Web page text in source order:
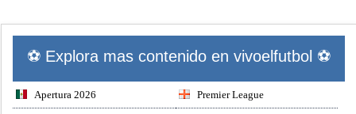
⚽ Explora mas contenido en vivoelfutbol ⚽
Apertura 2026 Premier League